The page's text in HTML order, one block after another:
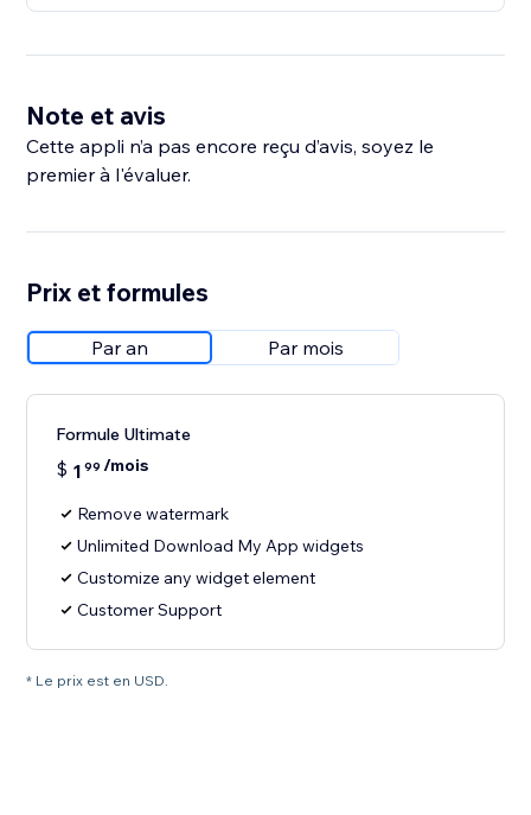
Note et avis
Cette appli n’a pas encore reçu d’avis, soyez le
premier à l'évaluer.
Prix et formules
Par an Par mois
Formule Ultimate
$ 1 99 /mois
Remove watermark
Unlimited Download My App widgets
Customize any widget element
Customer Support
* Le prix est en USD.